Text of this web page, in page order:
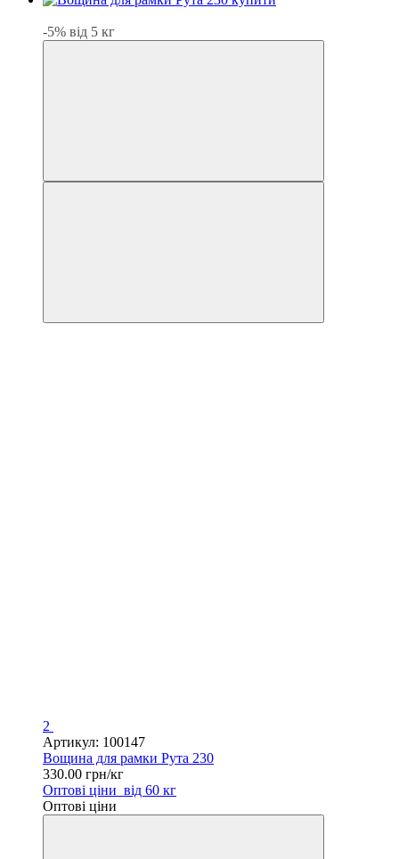
-5% від 5 кг
2
Артикул: 100147
Вощина для рамки Рута 230
330.00 грн/кг
Оптові ціни від 60 кг
Оптові ціни